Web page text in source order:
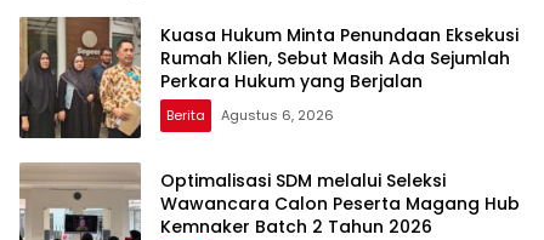
Kuasa Hukum Minta Penundaan Eksekusi
Rumah Klien, Sebut Masih Ada Sejumlah
Perkara Hukum yang Berjalan
Berita Agustus 6, 2026
Optimalisasi SDM melalui Seleksi
Wawancara Calon Peserta Magang Hub
Kemnaker Batch 2 Tahun 2026